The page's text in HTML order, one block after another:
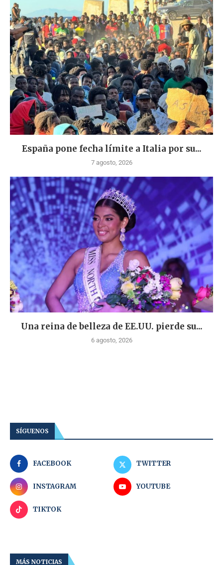
España pone fecha límite a Italia por su...
7 agosto, 2026
Una reina de belleza de EE.UU. pierde su...
6 agosto, 2026
SÍGUENOS
FACEBOOK TWITTER
INSTAGRAM YOUTUBE
TIKTOK
MÁS NOTICIAS